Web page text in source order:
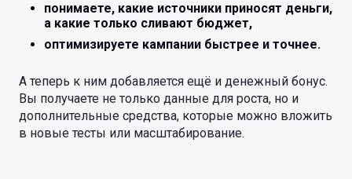
понимаете, какие источники приносят деньги,
а какие только сливают бюджет,
оптимизируете кампании быстрее и точнее.
А теперь к ним добавляется ещё и денежный бонус.
Вы получаете не только данные для роста, но и
дополнительные средства, которые можно вложить
в новые тесты или масштабирование.